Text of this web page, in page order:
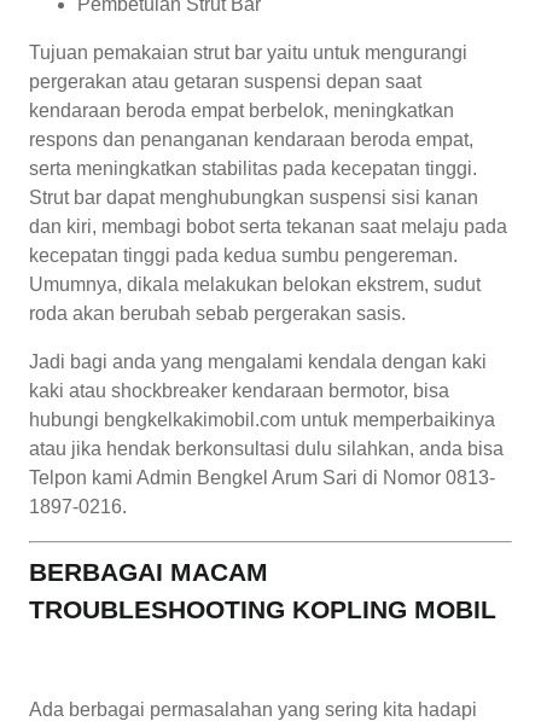
Tujuan pemakaian strut bar yaitu untuk mengurangi
pergerakan atau getaran suspensi depan saat
kendaraan beroda empat berbelok, meningkatkan
respons dan penanganan kendaraan beroda empat,
serta meningkatkan stabilitas pada kecepatan tinggi.
Strut bar dapat menghubungkan suspensi sisi kanan
dan kiri, membagi bobot serta tekanan saat melaju pada
kecepatan tinggi pada kedua sumbu pengereman.
Umumnya, dikala melakukan belokan ekstrem, sudut
roda akan berubah sebab pergerakan sasis.
Jadi bagi anda yang mengalami kendala dengan kaki
kaki atau shockbreaker kendaraan bermotor, bisa
hubungi bengkelkakimobil.com untuk memperbaikinya
atau jika hendak berkonsultasi dulu silahkan, anda bisa
Telpon kami Admin Bengkel Arum Sari di Nomor 0813-
1897-0216.
BERBAGAI MACAM
TROUBLESHOOTING KOPLING MOBIL
Ada berbagai permasalahan yang sering kita hadapi